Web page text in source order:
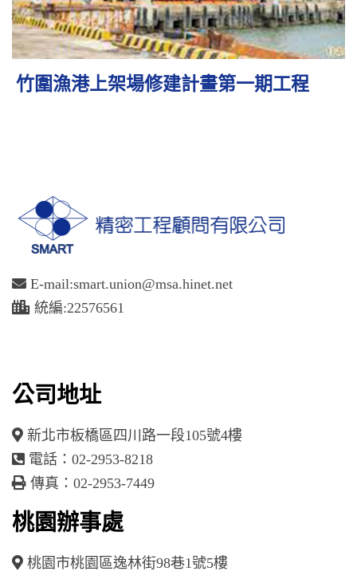
竹圍漁港上架場修建計畫第一期工程
E-mail:smart.union@msa.hinet.net
統編:22576561
公司地址
新北市板橋區四川路一段105號4樓
電話：02-2953-8218
傳真：02-2953-7449
桃園辦事處
桃園市桃園區逸林街98巷1號5樓